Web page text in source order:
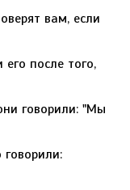
вам, если
после того,
говорили: "Мы
говорили: